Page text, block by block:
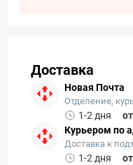
Доставка
Новая Почта
Отделение,
1-2 дня
Курьером по
Доставка к
1-2 дня